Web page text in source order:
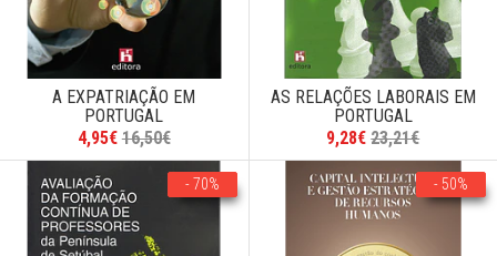
A EXPATRIAÇÃO EM
PORTUGAL
4,95€ 16,50€
AS RELAÇÕES LABORAIS EM
PORTUGAL
9,28€ 23,21€
- 70% - 50%